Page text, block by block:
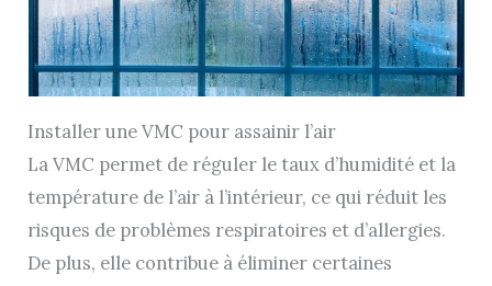
Installer une VMC pour assainir l’air
La VMC permet de réguler le taux d’humidité et la
température de l’air à l’intérieur, ce qui réduit les
risques de problèmes respiratoires et d’allergies.
De plus, elle contribue à éliminer certaines